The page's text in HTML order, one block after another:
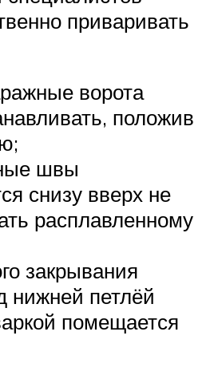
приваривать
ворота
положив
швы
снизу вверх не
расплавленному
закрывания
нижней петлёй
помещается